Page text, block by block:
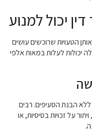
יכול למנוע
הטעויות שרוכשים עושים
יכולות לעלות במאות אלפי
הבנת הסעיפים. רבים
על זכויות בסיסיות, או